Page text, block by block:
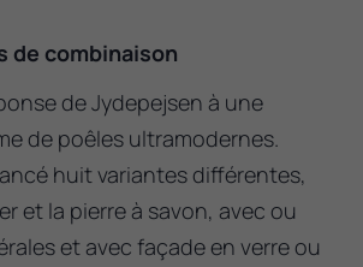
de combinaison
de Jydepejsen à une
de poêles ultramodernes.
huit variantes différentes,
et la pierre à savon, avec ou
et avec façade en verre ou